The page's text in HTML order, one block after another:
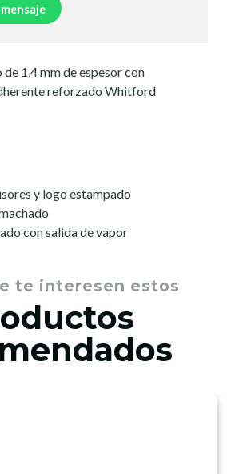
1,4 mm de espesor con
reforzado Whitford
y logo estampado
con salida de vapor
te interesen estos